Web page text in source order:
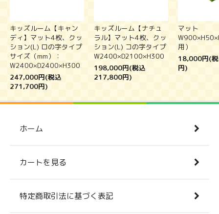
キッズルーム【キャン
ディ】マット4枚、クッ
ション(L) ロの字タイプ
サイズ（mm）：
W2400×D2400×H300
247,000円(税込
271,700円)
キッズルーム【ナチュ
ラル】マット4枚、クッ
ション(L) コの字タイプ
W2400×D2100×H300
198,000円(税込
217,800円)
マット
用）
18,000円(
円)
ホーム
カートを見る
特定商取引法に基づく表記